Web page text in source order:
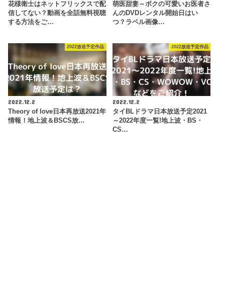
花様衛士はネットフリックスで配
信してない？動画を全話無料視聴
する方法をご…
萌医甜妻～ボクの可愛いお医者さ
んのDVDレンタル開始日はい
つ？ラベル画像…
2022放送予定作品
2022.12.2
Theory of love日本再放送2021年
情報！地上波＆BSCS放…
2022放送予定作品
2022.12.2
タイBLドラマ日本放送予定2021
～2022年度一覧!地上波・BS・
CS…